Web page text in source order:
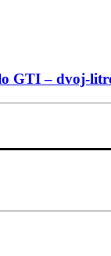
GTI – dvoj-